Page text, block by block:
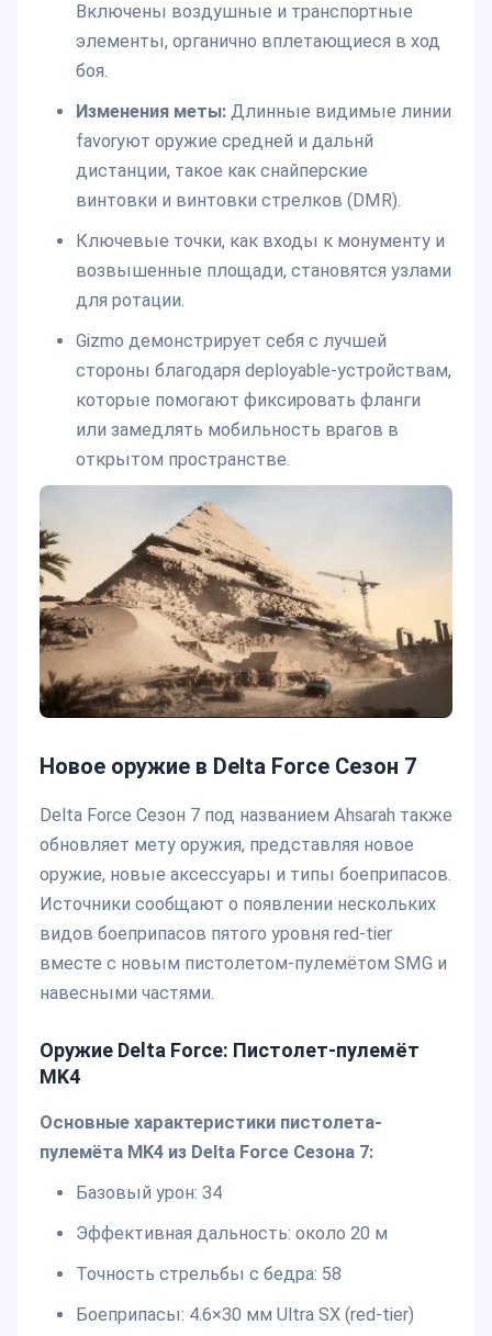
Включены воздушные и транспортные
элементы, органично вплетающиеся в ход
боя.
Изменения меты:Длинные видимые линии
favorуют оружие средней и дальнй
дистанции, такое как снайперские
винтовки и винтовки стрелков (DMR).
Ключевые точки, как входы к монументу и
возвышенные площади, становятся узлами
для ротации.
Gizmo демонстрирует себя с лучшей
стороны благодаря deployable-устройствам,
которые помогают фиксировать фланги
или замедлять мобильность врагов в
открытом пространстве.
Новое оружие в Delta Force Сезон 7
Delta Force Сезон 7 под названием Ahsarah также
обновляет мету оружия, представляя новое
оружие, новые аксессуары и типы боеприпасов.
Источники сообщают о появлении нескольких
видов боеприпасов пятого уровня red-tier
вместе с новым пистолетом-пулемётом SMG и
навесными частями.
Оружие Delta Force: Пистолет-пулемёт
MK4
Основные характеристики пистолета-
пулемёта MK4 из Delta Force Сезона 7:
Базовый урон: 34
Эффективная дальность: около 20 м
Точность стрельбы с бедра: 58
Боеприпасы: 4.6×30 мм Ultra SX (red-tier)